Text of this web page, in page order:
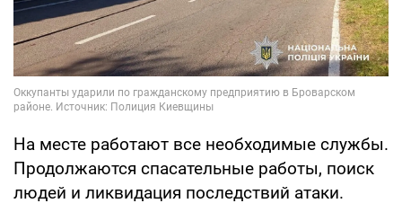
На месте работают все необходимые службы.
Продолжаются спасательные работы, поиск
людей и ликвидация последствий атаки.